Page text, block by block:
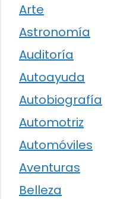
Arte
Astronomía
Auditoría
Autoayuda
Autobiografía
Automotriz
Automóviles
Aventuras
Belleza